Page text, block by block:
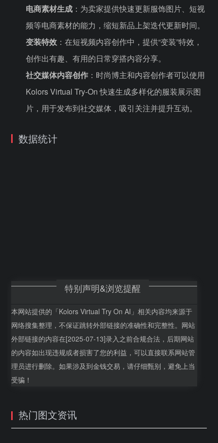
电商素材生成 ：为卖家提供快速更新服饰图片、短视
频等电商素材的能力，缩短新品上架迭代更新时间。
变装特效 ：在短视频内容创作中，提供“变装”特效，
创作出有趣、有用的日常穿搭内容分享。
社交媒体内容创作 ：时尚博主和内容创作者可以使用
Kolors Virtual Try-On 快速生成多样化的服装展示图
片，用于发布到社交媒体，吸引关注并提升互动。
数据统计
特别声明&浏览提醒
本网站提供的「Kolors Virtual Try On AI」相关内容均来源于
网络搜集整理，不保证跳转外部链接的准确性和完整性。网站
外部链接的内容在[2025-07-13]录入之前合规合法，后期网站
的内容如出现违规或者损害了您的利益，可以直接联系网站管
理员进行删除。如果涉及到金钱交易，请仔细甄别，避免上当
受骗！
热门图文资讯